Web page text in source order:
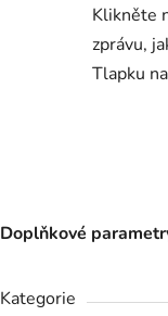
Klikněte
zprávu,
Tlapku
Doplňkové
Kategorie